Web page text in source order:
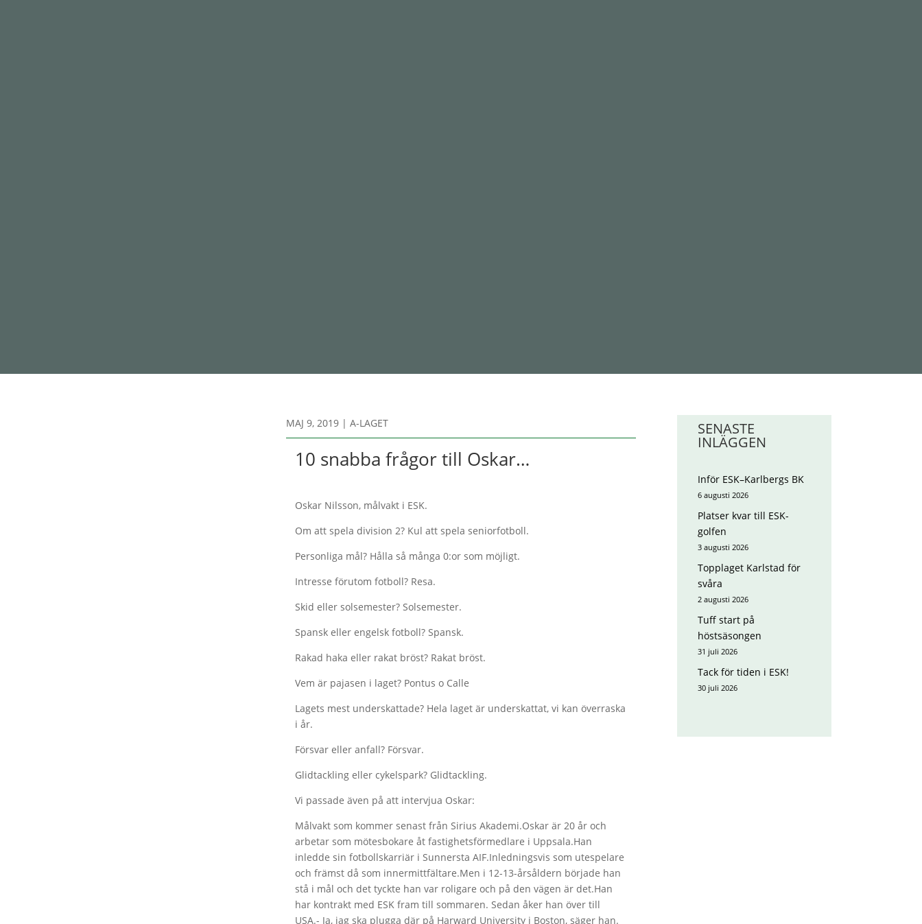
MAJ 9, 2019| A-LAGET
10 snabba frågor till Oskar…
Oskar Nilsson, målvakt i ESK.
Om att spela division 2? Kul att spela seniorfotboll.
Personliga mål? Hålla så många 0:or som möjligt.
Intresse förutom fotboll? Resa.
Skid eller solsemester? Solsemester.
Spansk eller engelsk fotboll? Spansk.
Rakad haka eller rakat bröst? Rakat bröst.
Vem är pajasen i laget? Pontus o Calle
Lagets mest underskattade? Hela laget är underskattat, vi kan överraska
i år.
Försvar eller anfall? Försvar.
Glidtackling eller cykelspark? Glidtackling.
Vi passade även på att intervjua Oskar:
Målvakt som kommer senast från Sirius Akademi.Oskar är 20 år och
arbetar som mötesbokare åt fastighetsförmedlare i Uppsala.Han
inledde sin fotbollskarriär i Sunnersta AIF.Inledningsvis som utespelare
och främst då som innermittfältare.Men i 12-13-årsåldern började han
stå i mål och det tyckte han var roligare och på den vägen är det.Han
har kontrakt med ESK fram till sommaren. Sedan åker han över till
USA.- Ja, jag ska plugga där på Harward University i Boston, säger han.
SENASTE
INLÄGGEN
Inför ESK–Karlbergs BK
6 augusti 2026
Platser kvar till ESK-
golfen
3 augusti 2026
Topplaget Karlstad för
svåra
2 augusti 2026
Tuff start på
höstsäsongen
31 juli 2026
Tack för tiden i ESK!
30 juli 2026